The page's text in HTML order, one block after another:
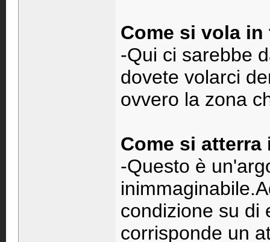
Come si vola in
-Qui ci sarebbe
dovete volarci
ovvero la zona
Come si
-Questo è
condizione su di
corrisponde un